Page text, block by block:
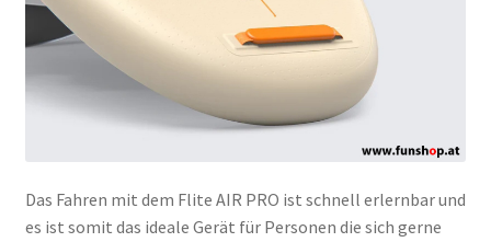
Das Fahren mit dem Flite AIR PRO ist schnell erlernbar und
es ist somit das ideale Gerät für Personen die sich gerne